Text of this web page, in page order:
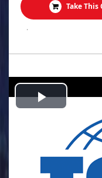
Take This
.
Play
Video